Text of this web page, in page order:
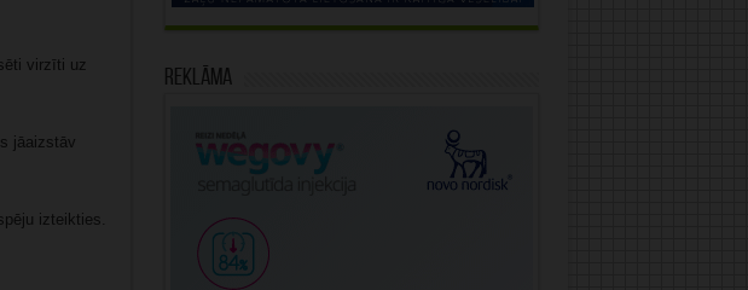
virzīti uz
jāaizstāv
izteikties.
Reklāma